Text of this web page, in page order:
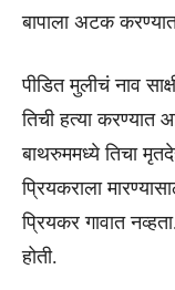
बापाला अटक
पीडित मुलीचं नाव
तिची हत्या करण्यात
बाथरुममध्ये तिचा
प्रियकराला
प्रियकर गावात
होती.